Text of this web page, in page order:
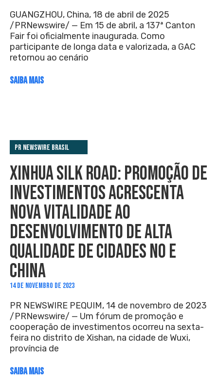
GUANGZHOU, China, 18 de abril de 2025
/PRNewswire/ — Em 15 de abril, a 137ª Canton
Fair foi oficialmente inaugurada. Como
participante de longa data e valorizada, a GAC
retornou ao cenário
SAIBA MAIS
PR Newswire Brasil
XINHUA SILK ROAD: PROMOÇÃO DE
INVESTIMENTOS ACRESCENTA
NOVA VITALIDADE AO
DESENVOLVIMENTO DE ALTA
QUALIDADE DE CIDADES NO E
CHINA
14 DE NOVEMBRO DE 2023
PR NEWSWIRE PEQUIM, 14 de novembro de 2023
/PRNewswire/ — Um fórum de promoção e
cooperação de investimentos ocorreu na sexta-
feira no distrito de Xishan, na cidade de Wuxi,
província de
SAIBA MAIS